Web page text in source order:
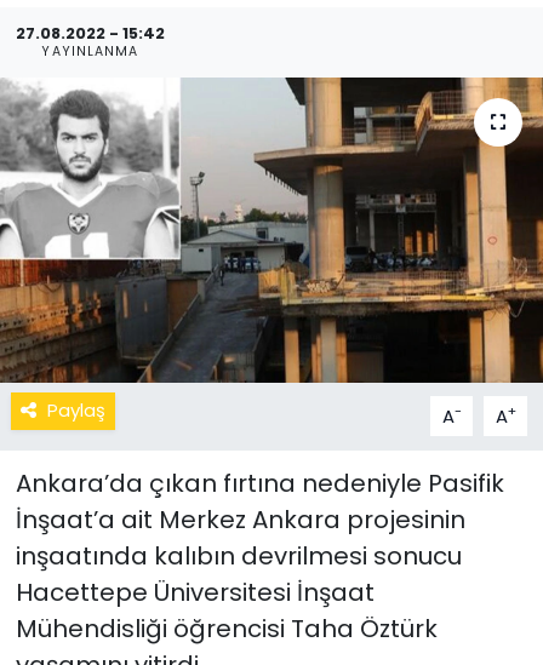
27.08.2022 - 15:42
YAYINLANMA
Paylaş A- A+
Ankara’da çıkan fırtına nedeniyle Pasifik
İnşaat’a ait Merkez Ankara projesinin
inşaatında kalıbın devrilmesi sonucu
Hacettepe Üniversitesi İnşaat
Mühendisliği öğrencisi Taha Öztürk